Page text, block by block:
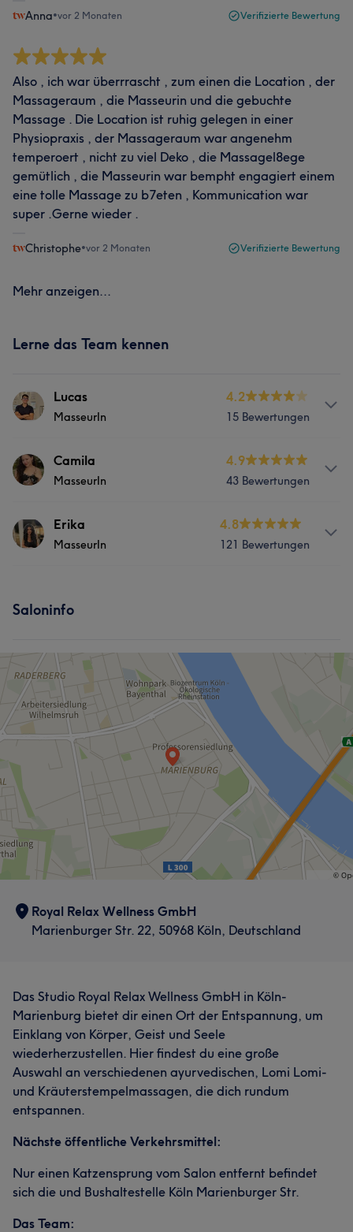
Anna•vor 2 Monaten Verifizierte Bewertung
Also , ich war überrrascht , zum einen die Location , der
Massageraum , die Masseurin und die gebuchte
Massage . Die Location ist ruhig gelegen in einer
Physiopraxis , der Massageraum war angenehm
temperoert , nicht zu viel Deko , die Massagel8ege
gemütlich , die Masseurin war bempht engagiert einem
eine tolle Massage zu b7eten , Kommunication war
super .Gerne wieder .
Christophe•vor 2 Monaten Verifizierte Bewertung
Mehr anzeigen...
Lerne das Team kennen
Lucas
MasseurIn
4.2
15 Bewertungen
ServicesCamila
MasseurIn
4.9
43 Bewertungen
ServicesErika
MasseurIn
4.8
121 Bewertungen
Beratung und ganzheitliche Behandlungen
Was unsere Kunden über Erika sagen
Kompetent 7
Saloninfo
Royal Relax Wellness GmbH
Marienburger Str. 22, 50968 Köln, Deutschland
Das Studio Royal Relax Wellness GmbH in Köln-
Marienburg bietet dir einen Ort der Entspannung, um
Einklang von Körper, Geist und Seele
wiederherzustellen. Hier findest du eine große
Auswahl an verschiedenen ayurvedischen, Lomi Lomi-
und Kräuterstempelmassagen, die dich rundum
entspannen.
Nächste öffentliche Verkehrsmittel:
Nur einen Katzensprung vom Salon entfernt befindet
sich die und Bushaltestelle Köln Marienburger Str.
Das Team: